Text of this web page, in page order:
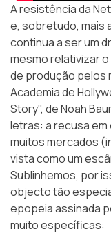
A resistência da
e, sobretudo, mais
continua a ser um
mesmo relativizar
de produção pelos
Academia de
Story", de Noah
letras: a recusa
muitos mercados
vista como um
Sublinhemos, por
objecto tão
epopeia assinada
muito específicas: